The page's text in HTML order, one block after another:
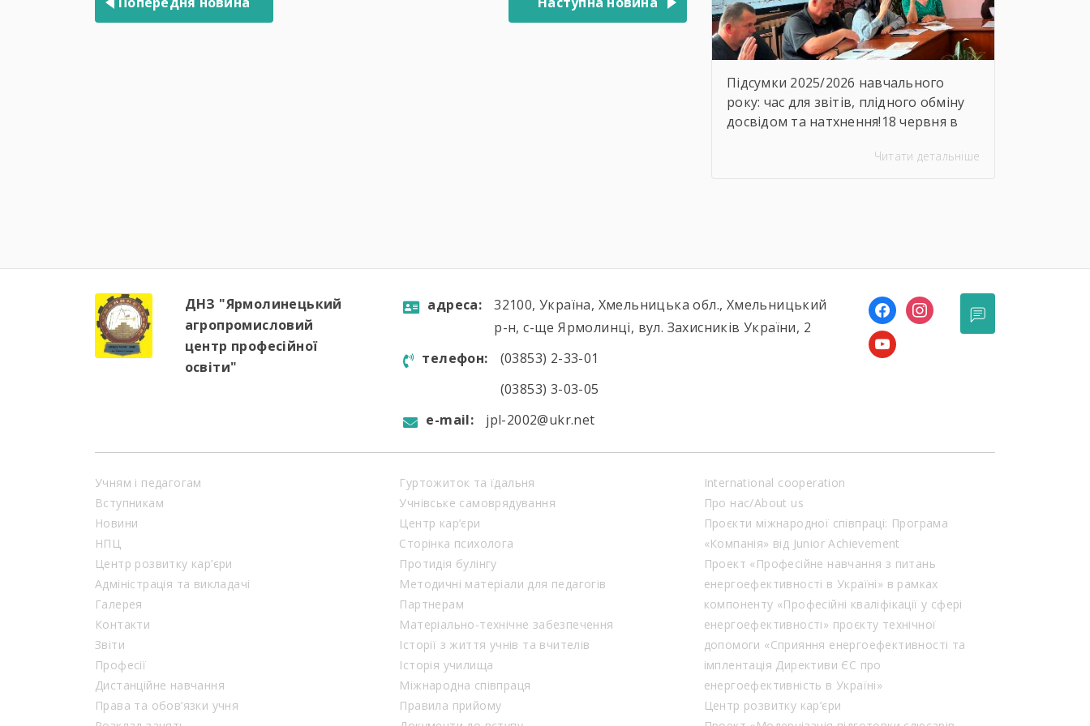
Підсумки 2025/2026 навчального
року: час для звітів, плідного обміну
досвідом та натхнення!18 червня в
агропромисловий центр професійної
напрями роботи на наступний
період.Голова методичної комісії
Алла Гончарук проаналізувала роботу
комісії за навчальний рік,
Читати детальніше
ДНЗ "Ярмолинецький
агропромисловий
центр професійної
освіти"
aдресa:
32100, Україна, Хмельницька обл., Хмельницький
р-н, с-ще Ярмолинці, вул. Захисників України, 2
телефон:
(03853) 2-33-01
(03853) 3-03-05
e-mail:
jpl-2002@ukr.net
facebookinstagram
youtube
Учням і педагогам
Вступникам
Новини
НПЦ
Центр розвитку кар’єри
Адміністрація та викладачі
Галерея
Контакти
Звіти
Професії
Дистанційне навчання
Права та обов’язки учня
Гуртожиток та їдальня
Учнівське самоврядування
Центр кар’єри
Сторінка психолога
Протидія булінгу
Методичні матеріали для педагогів
Партнерам
Матеріально-технічне забезпечення
Історії з життя учнів та вчителів
Історія училища
Міжнародна співпраця
Правила прийому
International cooperation
Про нас/About us
Проєкти міжнародної співпраці: Програма
«Компанія» від Junior Achievement
Проект «Професійне навчання з питань
енергоефективності в Україні» в рамках
компоненту «Професійні кваліфікації у сфері
енергоефективності» проєкту технічної
допомоги «Сприяння енергоефективності та
імплентація Директиви ЄС про
енергоефективність в Україні»
Центр розвитку кар’єри